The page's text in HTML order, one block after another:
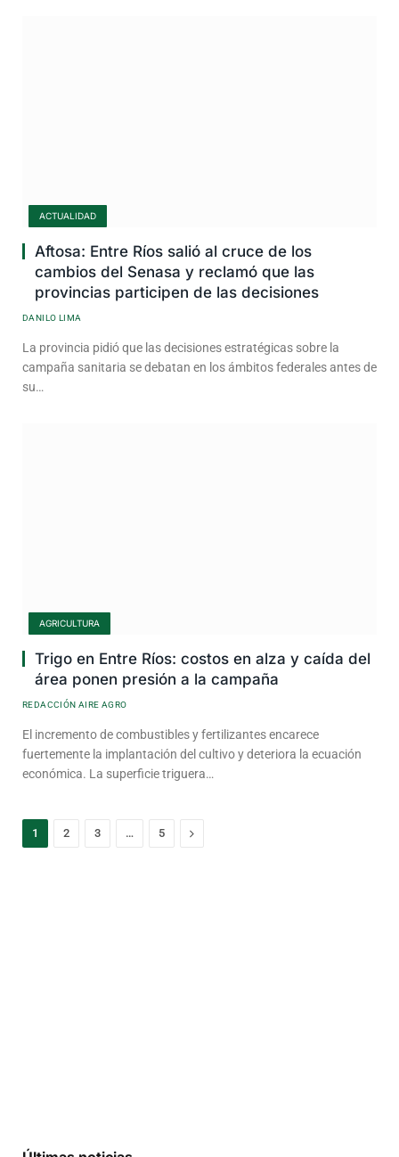
ACTUALIDAD
Aftosa: Entre Ríos salió al cruce de los
cambios del Senasa y reclamó que las
provincias participen de las decisiones
DANILO LIMA
La provincia pidió que las decisiones estratégicas sobre la
campaña sanitaria se debatan en los ámbitos federales antes de
su…
AGRICULTURA
Trigo en Entre Ríos: costos en alza y caída del
área ponen presión a la campaña
REDACCIÓN AIRE AGRO
El incremento de combustibles y fertilizantes encarece
fuertemente la implantación del cultivo y deteriora la ecuación
económica. La superficie triguera…
1 2 3 … 5 Next